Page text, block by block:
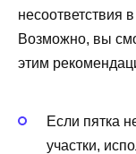
несоответствия
Возможно, вы
этим
Если пятка
участки,